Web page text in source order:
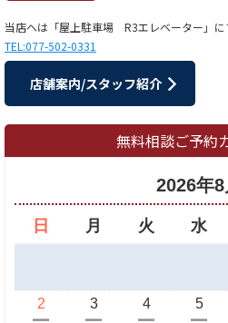
当店へは「屋上駐車場 R3エレベーター」に
TEL:077-502-0331
店舗案内/スタッフ紹介
無料相談ご予約
2026年8
日 月 火 水
2 3 4 5